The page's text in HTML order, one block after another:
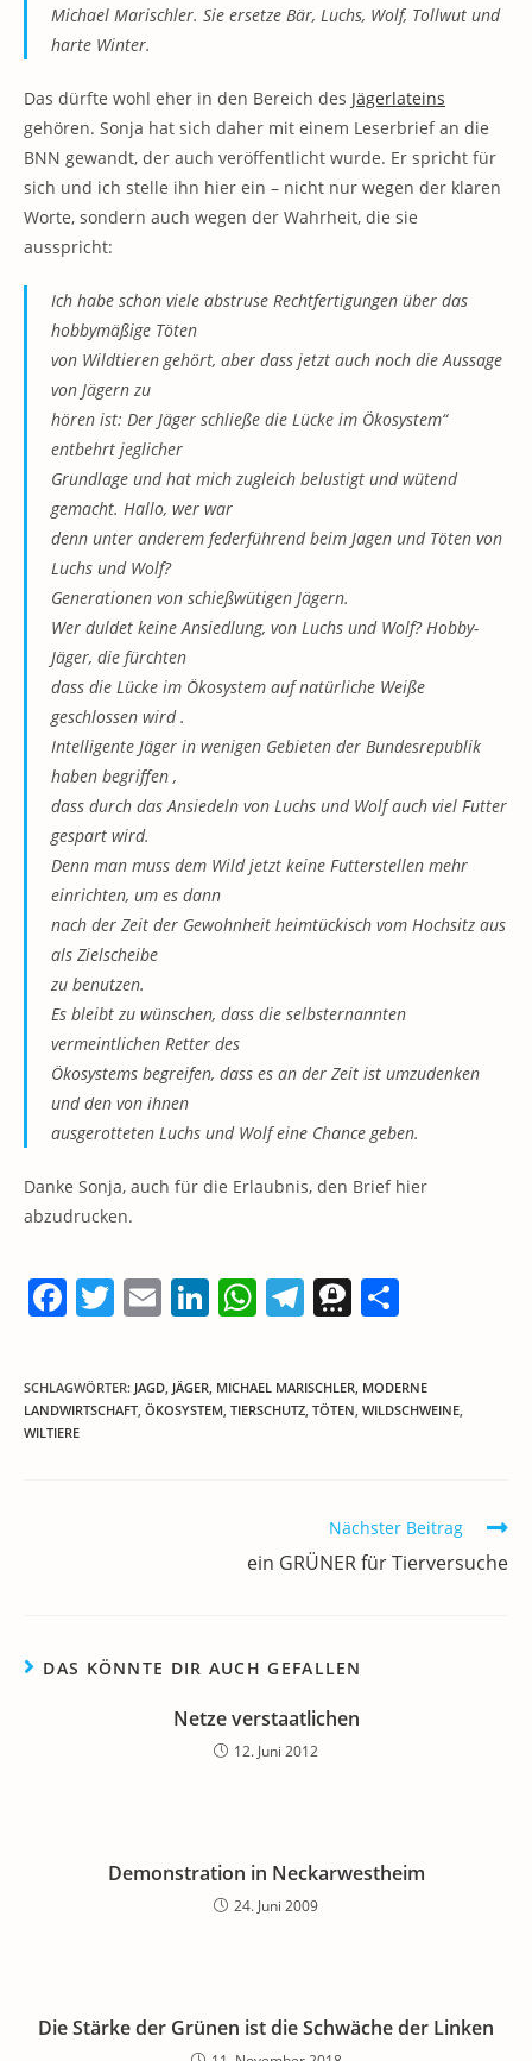
Michael Marischler. Sie ersetze Bär, Luchs, Wolf, Tollwut und
harte Winter.
Das dürfte wohl eher in den Bereich des Jägerlateins
gehören. Sonja hat sich daher mit einem Leserbrief an die
BNN gewandt, der auch veröffentlicht wurde. Er spricht für
sich und ich stelle ihn hier ein – nicht nur wegen der klaren
Worte, sondern auch wegen der Wahrheit, die sie
ausspricht:
Ich habe schon viele abstruse Rechtfertigungen über das
hobbymäßige Töten
von Wildtieren gehört, aber dass jetzt auch noch die Aussage
von Jägern zu
hören ist: Der Jäger schließe die Lücke im Ökosystem“
entbehrt jeglicher
Grundlage und hat mich zugleich belustigt und wütend
gemacht. Hallo, wer war
denn unter anderem federführend beim Jagen und Töten von
Luchs und Wolf?
Generationen von schießwütigen Jägern.
Wer duldet keine Ansiedlung, von Luchs und Wolf? Hobby-
Jäger, die fürchten
dass die Lücke im Ökosystem auf natürliche Weiße
geschlossen wird .
Intelligente Jäger in wenigen Gebieten der Bundesrepublik
haben begriffen ,
dass durch das Ansiedeln von Luchs und Wolf auch viel Futter
gespart wird.
Denn man muss dem Wild jetzt keine Futterstellen mehr
einrichten, um es dann
nach der Zeit der Gewohnheit heimtückisch vom Hochsitz aus
als Zielscheibe
zu benutzen.
Es bleibt zu wünschen, dass die selbsternannten
vermeintlichen Retter des
Ökosystems begreifen, dass es an der Zeit ist umzudenken
und den von ihnen
ausgerotteten Luchs und Wolf eine Chance geben.
Danke Sonja, auch für die Erlaubnis, den Brief hier
abzudrucken.
F
c
e
b
T
itt
er
E
ai
l
Li
k
e
W
at
s
T
e
gr
T
re
e
le
n
SCHLAGWÖRTER: JAGD, JÄGER, MICHAEL MARISCHLER, MODERNE
LANDWIRTSCHAFT, ÖKOSYSTEM, TIERSCHUTZ, TÖTEN, WILDSCHWEINE,
WILTIERE
Nächster Beitrag
ein GRÜNER für Tierversuche
DAS KÖNNTE DIR AUCH GEFALLEN
Netze verstaatlichen
12. Juni 2012
Demonstration in Neckarwestheim
24. Juni 2009
Die Stärke der Grünen ist die Schwäche der Linken